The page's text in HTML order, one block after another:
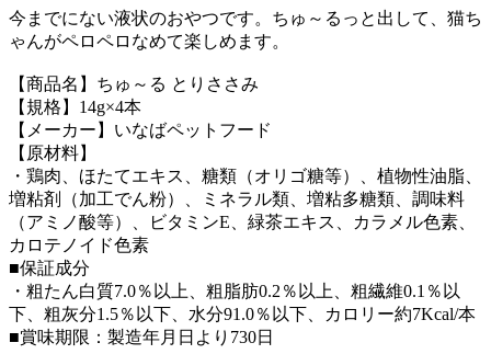
今までにない液状のおやつです。ちゅ～るっと出して、猫ち
ゃんがペロペロなめて楽しめます。
【商品名】ちゅ～る とりささみ
【規格】14g×4本
【メーカー】いなばペットフード
【原材料】
・鶏肉、ほたてエキス、糖類（オリゴ糖等）、植物性油脂、
増粘剤（加工でん粉）、ミネラル類、増粘多糖類、調味料
（アミノ酸等）、ビタミンE、緑茶エキス、カラメル色素、
カロテノイド色素
■保証成分
・粗たん白質7.0％以上、粗脂肪0.2％以上、粗繊維0.1％以
下、粗灰分1.5％以下、水分91.0％以下、カロリー約7Kcal/本
■賞味期限：製造年月日より730日